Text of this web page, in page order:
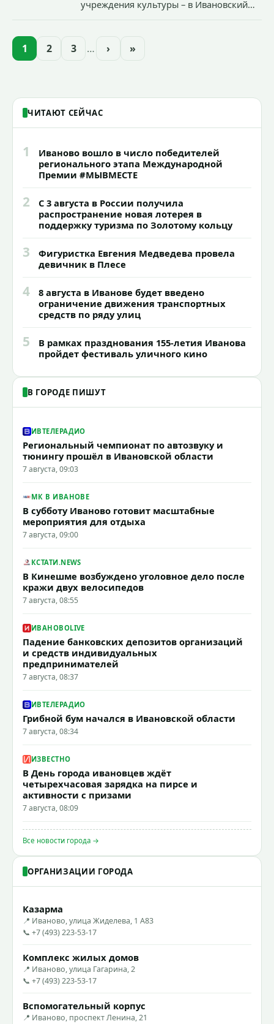
учреждения культуры – в Ивановский
областей (самцу - 6 месяцев, самочке —
1 2 3 … › »
ЧИТАЮТ СЕЙЧАС
1
Иваново вошло в число победителей
регионального этапа Международной
Премии #МЫВМЕСТЕ
2
С 3 августа в России получила
распространение новая лотерея в
поддержку туризма по Золотому кольцу
3
Фигуристка Евгения Медведева провела
девичник в Плесе
4
8 августа в Иванове будет введено
ограничение движения транспортных
средств по ряду улиц
5
В рамках празднования 155-летия Иванова
пройдет фестиваль уличного кино
В ГОРОДЕ ПИШУТ
ИВТЕЛЕРАДИО
Региональный чемпионат по автозвуку и
тюнингу прошёл в Ивановской области
7 августа, 09:03
МК В ИВАНОВЕ
В субботу Иваново готовит масштабные
мероприятия для отдыха
7 августа, 09:00
КСТАТИ.NEWS
В Кинешме возбуждено уголовное дело после
кражи двух велосипедов
7 августа, 08:55
ИВАНОВОLIVE
Падение банковских депозитов организаций
и средств индивидуальных
предпринимателей
7 августа, 08:37
ИВТЕЛЕРАДИО
Грибной бум начался в Ивановской области
7 августа, 08:34
ИЗВЕСТНО
В День города ивановцев ждёт
четырехчасовая зарядка на пирсе и
активности с призами
7 августа, 08:09
Все новости города →
ОРГАНИЗАЦИИ ГОРОДА
Казарма
📍 Иваново, улица Жиделева, 1 А83
📞 +7 (493) 223-53-17
Комплекс жилых домов
📍 Иваново, улица Гагарина, 2
📞 +7 (493) 223-53-17
Вспомогательный корпус
📍 Иваново, проспект Ленина, 21